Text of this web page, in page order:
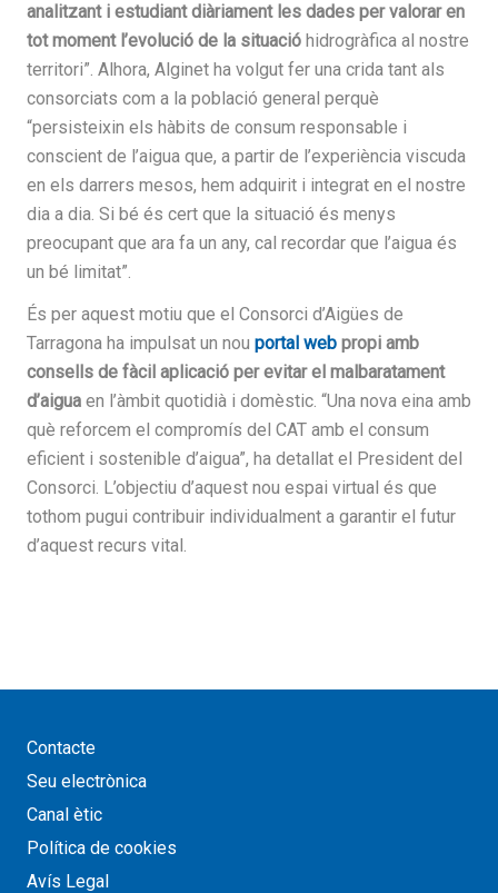
analitzant i estudiant diàriament les dades per valorar en
tot moment l’evolució de la situació hidrogràfica al nostre
territori”. Alhora, Alginet ha volgut fer una crida tant als
consorciats com a la població general perquè
“persisteixin els hàbits de consum responsable i
conscient de l’aigua que, a partir de l’experiència viscuda
en els darrers mesos, hem adquirit i integrat en el nostre
dia a dia. Si bé és cert que la situació és menys
preocupant que ara fa un any, cal recordar que l’aigua és
un bé limitat”.
És per aquest motiu que el Consorci d’Aigües de
Tarragona ha impulsat un nou portal web propi amb
consells de fàcil aplicació per evitar el malbaratament
d’aigua en l’àmbit quotidià i domèstic. “Una nova eina amb
què reforcem el compromís del CAT amb el consum
eficient i sostenible d’aigua”, ha detallat el President del
Consorci. L’objectiu d’aquest nou espai virtual és que
tothom pugui contribuir individualment a garantir el futur
d’aquest recurs vital.
Contacte
Seu electrònica
Canal ètic
Política de cookies
Avís Legal